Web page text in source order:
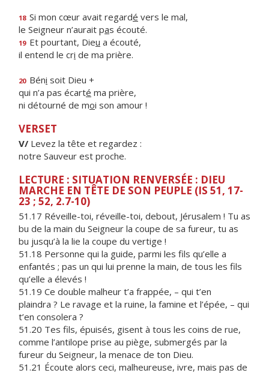
18 Si mon cœur avait regardé vers le mal,
le Seigneur n’aurait pas écouté.
19 Et pourtant, Dieu a écouté,
il entend le cri de ma prière.
20 Béni soit Dieu +
qui n’a pas écarté ma prière,
ni détourné de moi son amour !
VERSET
V/ Levez la tête et regardez :
notre Sauveur est proche.
LECTURE : SITUATION RENVERSÉE : DIEU
MARCHE EN TÊTE DE SON PEUPLE (IS 51, 17-
23 ; 52, 2.7-10)
51.17 Réveille-toi, réveille-toi, debout, Jérusalem ! Tu as
bu de la main du Seigneur la coupe de sa fureur, tu as
bu jusqu’à la lie la coupe du vertige !
51.18 Personne qui la guide, parmi les fils qu’elle a
enfantés ; pas un qui lui prenne la main, de tous les fils
qu’elle a élevés !
51.19 Ce double malheur t’a frappée, – qui t’en
plaindra ? Le ravage et la ruine, la famine et l’épée, – qui
t’en consolera ?
51.20 Tes fils, épuisés, gisent à tous les coins de rue,
comme l’antilope prise au piège, submergés par la
fureur du Seigneur, la menace de ton Dieu.
51.21 Écoute alors ceci, malheureuse, ivre, mais pas de